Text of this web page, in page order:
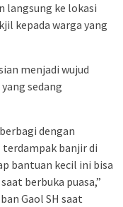
langsung ke lokasi
kepada warga yang
menjadi wujud
sedang
dengan
banjir di
bantuan kecil ini bisa
berbuka puasa,”
Gaol SH saat